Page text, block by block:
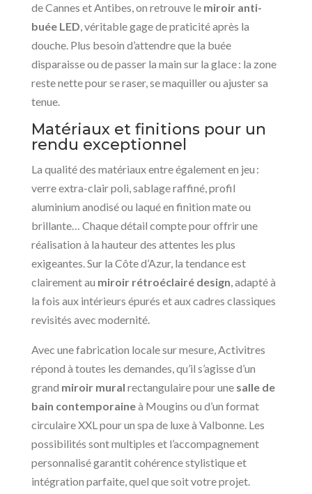
de Cannes et Antibes, on retrouve le miroir anti-
buée LED, véritable gage de praticité après la
douche. Plus besoin d’attendre que la buée
disparaisse ou de passer la main sur la glace : la zone
reste nette pour se raser, se maquiller ou ajuster sa
tenue.
Matériaux et finitions pour un
rendu exceptionnel
La qualité des matériaux entre également en jeu :
verre extra-clair poli, sablage raffiné, profil
aluminium anodisé ou laqué en finition mate ou
brillante… Chaque détail compte pour offrir une
réalisation à la hauteur des attentes les plus
exigeantes. Sur la Côte d’Azur, la tendance est
clairement au miroir rétroéclairé design, adapté à
la fois aux intérieurs épurés et aux cadres classiques
revisités avec modernité.
Avec une fabrication locale sur mesure, Activitres
répond à toutes les demandes, qu’il s’agisse d’un
grand miroir mural rectangulaire pour une salle de
bain contemporaineà Mougins ou d’un format
circulaire XXL pour un spa de luxe à Valbonne. Les
possibilités sont multiples et l’accompagnement
personnalisé garantit cohérence stylistique et
intégration parfaite, quel que soit votre projet.